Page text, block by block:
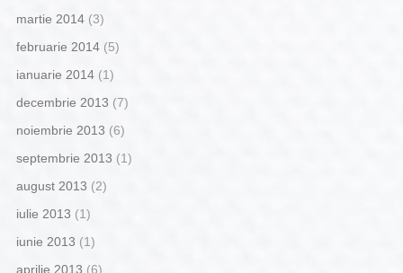
martie 2014(3)
februarie 2014(5)
ianuarie 2014(1)
decembrie 2013 (7)
noiembrie 2013 (6)
septembrie 2013 (1)
august 2013 (2)
iulie 2013 (1)
iunie 2013 (1)
aprilie 2013 (6)